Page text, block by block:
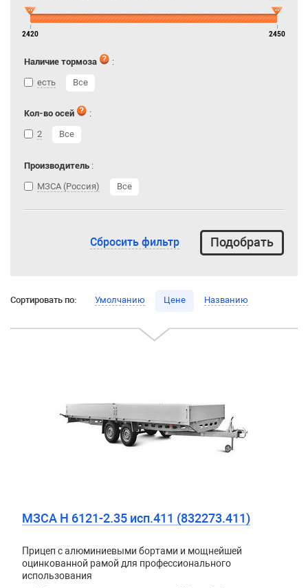
2420 2450
Наличие тормоза
:
есть
Все
Кол-во осей
:
2
Все
Производитель :
МЗСА (Россия)
Все
Сбросить фильтр
Сортировать по: Умолчанию Цене Названию
МЗСА H 6121-2.35 исп.411 (832273.411)
Прицеп с алюминиевыми бортами и мощнейшей
оцинкованной рамой для профессионального
использования